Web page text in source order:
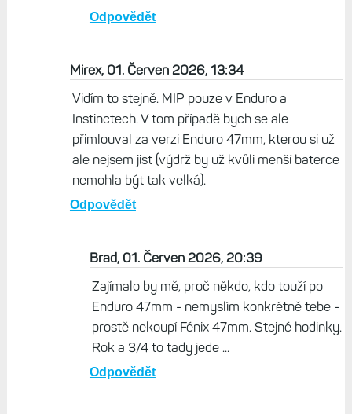
Odpovědět
Mirex, 01. Červen 2026, 13:34
Vidím to stejně. MIP pouze v Enduro a
Instinctech. V tom případě bych se ale
přimlouval za verzi Enduro 47mm, kterou si už
ale nejsem jist (výdrž by už kvůli menší baterce
nemohla být tak velká).
Odpovědět
Brad, 01. Červen 2026, 20:39
Zajímalo by mě, proč někdo, kdo touží po
Enduro 47mm - nemyslím konkrétně tebe -
prostě nekoupí Fénix 47mm. Stejné hodinky.
Rok a 3/4 to tady jede ...
Odpovědět